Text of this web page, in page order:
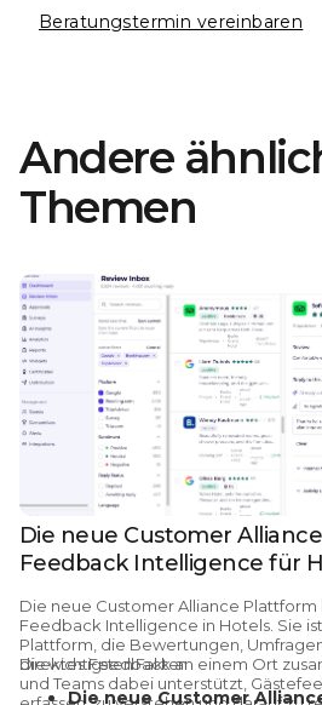
Beratungstermin vereinbaren
Andere
Themen
Die neue Customer
Feedback Intelligence für
Die neue Customer Alliance Plattform
Feedback Intelligence in Hotels. Sie
Plattform, die Bewertungen,
direktes Feedback an einem Ort
und Teams dabei unterstützt,
Die wichtigsten Fakten
Die neue Customer